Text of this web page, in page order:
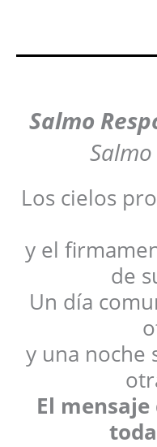
Salmo
Los cielos
y el
de
Un día
y una noche
El